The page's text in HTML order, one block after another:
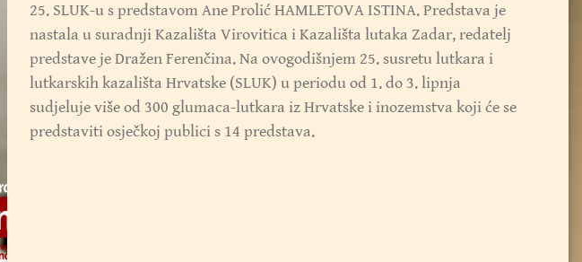
25. SLUK-u s predstavom Ane Prolić HAMLETOVA ISTINA. Predstava je
nastala u suradnji Kazališta Virovitica i Kazališta lutaka Zadar, redatelj
predstave je Dražen Ferenčina. Na ovogodišnjem 25. susretu lutkara i
lutkarskih kazališta Hrvatske (SLUK) u periodu od 1. do 3. lipnja
sudjeluje više od 300 glumaca-lutkara iz Hrvatske i inozemstva koji će se
predstaviti osječkoj publici s 14 predstava.